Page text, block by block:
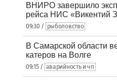
ВНИРО завершило
рейса НИС «Викентий
09:30 / рыболовство
В Самарской области
катеров на Волге
09:15 / аварийность и чп